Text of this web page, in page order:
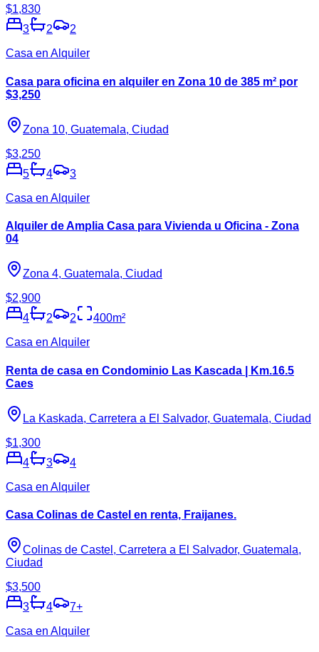
$1,830
3
2
2
Casa en Alquiler
Casa para oficina en alquiler en Zona 10 de 385 m² por
$3,250
Zona 10, Guatemala, Ciudad
$3,250
5
4
3
Casa en Alquiler
Alquiler de Amplia Casa para Vivienda u Oficina - Zona
04
Zona 4, Guatemala, Ciudad
$2,900
4
2 2 400m²
Casa en Alquiler
Renta de casa en Condominio Las Kascada | Km.16.5
Caes
La Kaskada, Carretera a El Salvador, Guatemala, Ciudad
$1,300
4
3
4
Casa en Alquiler
Casa Colinas de Castel en renta, Fraijanes.
Colinas de Castel, Carretera a El Salvador, Guatemala,
Ciudad
$3,500
3
4 7+
Casa en Alquiler